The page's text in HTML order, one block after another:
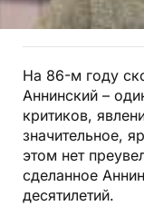
На 86-м году
Аннинский –
критиков,
значительное,
этом нет
сделанное
десятилетий.